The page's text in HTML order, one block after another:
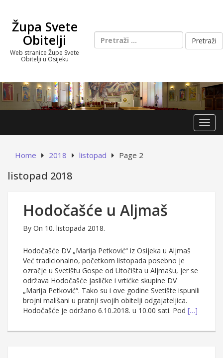
contentŽupa Svete
Obitelji
Web stranice Župe Svete
Obitelji u Osijeku
Pretraži:
Home 2018 listopad Page 2
listopad 2018
Hodočašće u Aljmaš
By On 10. listopada 2018.
Hodočašće DV „Marija Petković“ iz Osijeka u Aljmaš
Već tradicionalno, početkom listopada posebno je
ozračje u Svetištu Gospe od Utočišta u Aljmašu, jer se
održava Hodočašće jasličke i vrtićke skupine DV
„Marija Petković“. Tako su i ove godine Svetište ispunili
brojni mališani u pratnji svojih obitelji odgajateljica.
Hodočašće je održano 6.10.2018. u 10.00 sati. Pod […]